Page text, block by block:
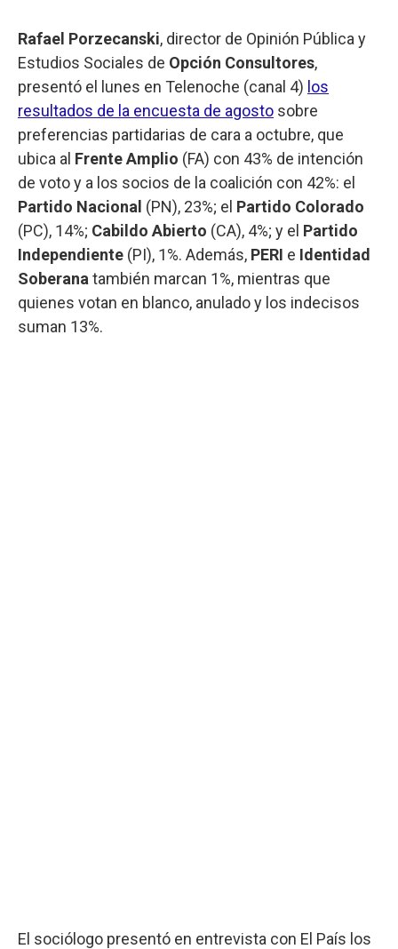
Rafael Porzecanski, director de Opinión Pública y
Estudios Sociales de Opción Consultores,
presentó el lunes en Telenoche (canal 4) los
resultados de la encuesta de agosto sobre
preferencias partidarias de cara a octubre, que
ubica al Frente Amplio (FA) con 43% de intención
de voto y a los socios de la coalición con 42%: el
Partido Nacional (PN), 23%; el Partido Colorado
(PC), 14%; Cabildo Abierto (CA), 4%; y el Partido
Independiente (PI), 1%. Además, PERI e Identidad
Soberana también marcan 1%, mientras que
quienes votan en blanco, anulado y los indecisos
suman 13%.
El sociólogo presentó en entrevista con El País los